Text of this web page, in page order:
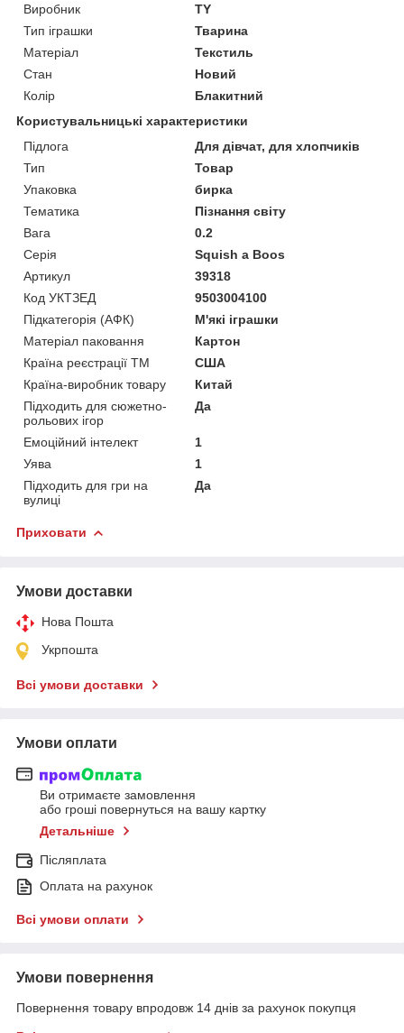
Виробник
TY
Тип іграшки
Тварина
Матеріал
Текстиль
Стан
Новий
Колір
Блакитний
Користувальницькі характеристики
Підлога
Для дівчат, для хлопчиків
Тип
Товар
Упаковка
бирка
Тематика
Пізнання світу
Вага
0.2
Серія
Squish a Boos
Артикул
39318
Код УКТЗЕД
9503004100
Підкатегорія (АФК)
М'які іграшки
Матеріал паковання
Картон
Країна реєстрації ТМ
США
Країна-виробник товару
Китай
Підходить для сюжетно-
рольових ігор
Да
Емоційний інтелект
1
Уява
1
Підходить для гри на
вулиці
Да
Приховати
Умови доставки
Нова Пошта
Укрпошта
Всі умови доставки
Умови оплати
Ви отримаєте замовлення
або гроші повернуться на вашу картку
Детальніше
Післяплата
Оплата на рахунок
Всі умови оплати
Умови повернення
Повернення товару впродовж 14 днів за рахунок покупця